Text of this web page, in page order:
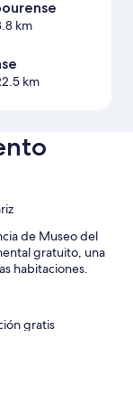
km
km
de Museo del
gratuito, una
habitaciones.
gratis
parrillas y servicios
y para la compra de